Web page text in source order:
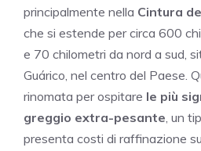
principalmente nella Cintura
che si estende per circa 600
e 70 chilometri da nord a sud,
Guárico, nel centro del Paese.
rinomata per ospitare le più
greggio extra-pesante, un
presenta costi di raffinazione